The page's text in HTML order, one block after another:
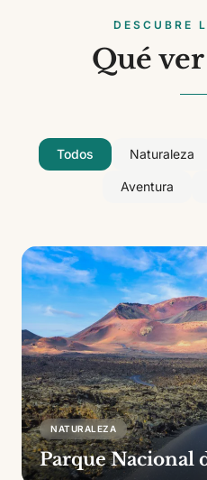
DESCUBRE
Qué
Todos Naturaleza
Aventura
NATURALEZA
Parque Nacional